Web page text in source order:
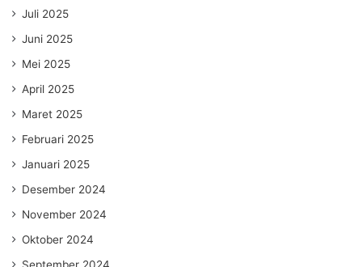
Juli 2025
Juni 2025
Mei 2025
April 2025
Maret 2025
Februari 2025
Januari 2025
Desember 2024
November 2024
Oktober 2024